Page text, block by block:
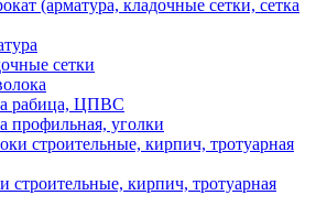
(арматура, кладочные сетки, сетка
сетки
рабица, ЦПВС
профильная, уголки
строительные, кирпич, тротуарная